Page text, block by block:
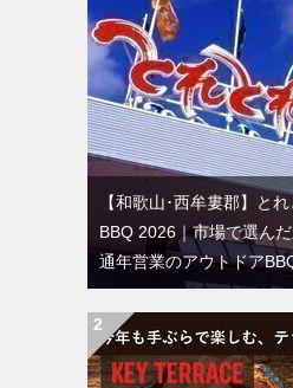
【和歌山･西牟婁郡】と
BBQ 2026｜市場で選ん
通年営業のアウトドア